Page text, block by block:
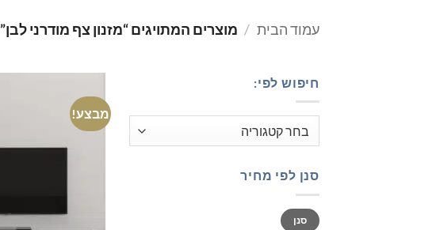
עמוד הבית / מוצרים המתויגים “מזנון צף מודרני לבן”
חיפוש לפי:
סנן לפי מחיר
מחיר
מינימלי
מחיר
מקסימלי
סנן
מבצע!